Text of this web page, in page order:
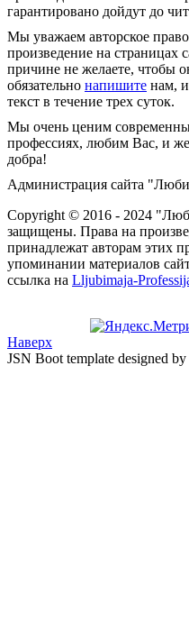
гарантировано дойдут до
Мы уважаем авторское
произведение на страницах
причине не желаете, чтобы
обязательно напишите нам,
текст в течение трех суток.
Мы очень ценим
профессиях, любим Вас, и
добра!
Администрация сайта
Copyright © 2016 - 2024
защищены. Права на
принадлежат авторам этих
упоминании материалов
ссылка на Lljubimaja-
Наверх
JSN Boot template designed by